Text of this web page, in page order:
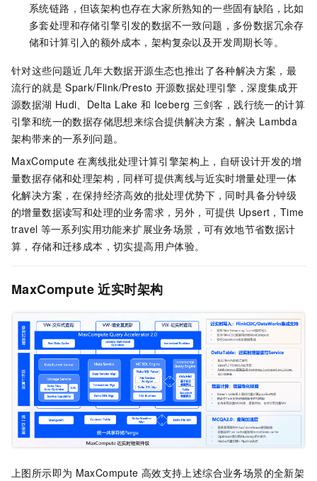
系统链路，但该架构也存在大家所熟知的一些固有缺陷，比如
多套处理和存储引擎引发的数据不一致问题，多份数据冗余存
储和计算引入的额外成本，架构复杂以及开发周期长等。
针对这些问题近几年大数据开源生态也推出了各种解决方案，最
流行的就是 Spark/Flink/Presto 开源数据处理引擎，深度集成开
源数据湖 Hudi、Delta Lake 和 Iceberg 三剑客，践行统一的计算
引擎和统一的数据存储思想来综合提供解决方案，解决 Lambda
架构带来的一系列问题。
MaxCompute 在离线批处理计算引擎架构上，自研设计开发的增
量数据存储和处理架构，同样可提供离线与近实时增量处理一体
化解决方案，在保持经济高效的批处理优势下，同时具备分钟级
的增量数据读写和处理的业务需求，另外，可提供 Upsert，Time
travel 等一系列实用功能来扩展业务场景，可有效地节省数据计
算，存储和迁移成本，切实提高用户体验。
MaxCompute 近实时架构
上图所示即为 MaxCompute 高效支持上述综合业务场景的全新架